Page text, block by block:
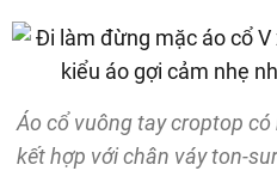
Áo cổ vuông tay croptop
kết hợp với chân váy ton-